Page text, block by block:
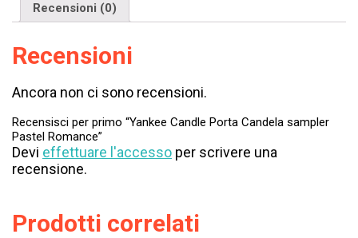
Recensioni (0)
Recensioni
Ancora non ci sono recensioni.
Recensisci per primo “Yankee Candle Porta Candela sampler
Pastel Romance”
Devi effettuare l'accesso per scrivere una
recensione.
Prodotti correlati